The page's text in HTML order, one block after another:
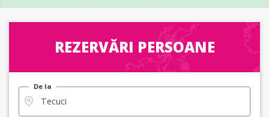
REZERVĂRI PERSOANE
De la